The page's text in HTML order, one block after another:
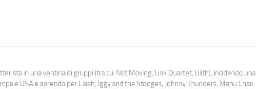
in una ventina di gruppi (tra cui Not Moving, Link Quartet, Lilith), incidendo una
e USA e aprendo per Clash, Iggy and the Stooges, Johnny Thunders, Manu Chao